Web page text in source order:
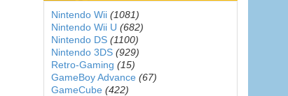
Nintendo Wii (1081)
Nintendo Wii U (682)
Nintendo DS (1100)
Nintendo 3DS (929)
Retro-Gaming (15)
GameBoy Advance (67)
GameCube (422)